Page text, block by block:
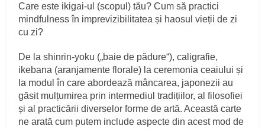
Care este ikigai-ul (scopul) tău? Cum să practici
mindfulness în imprevizibilitatea și haosul vieții de zi
cu zi?
De la shinrin-yoku („baie de pădure“), caligrafie,
ikebana (aranjamente florale) la ceremonia ceaiului și
la modul în care abordează mâncarea, japonezii au
găsit mulțumirea prin intermediul tradițiilor, al filosofiei
și al practicării diverselor forme de artă. Această carte
ne arată cum putem include aspecte din acest mod de